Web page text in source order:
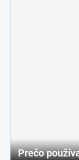
Prečo